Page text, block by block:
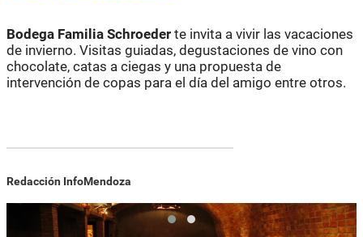
Bodega Familia Schroeder te invita a vivir las vacaciones
de invierno. Visitas guiadas, degustaciones de vino con
chocolate, catas a ciegas y una propuesta de
intervención de copas para el día del amigo entre otros.
Redacción InfoMendoza